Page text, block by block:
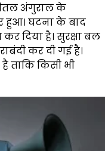
अंगुराल के
हुआ। घटना के बाद
दिया है। सुरक्षा बल
कर दी गई है।
ताकि किसी भी